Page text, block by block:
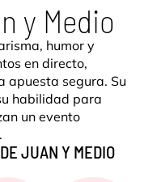
y Medio
humor y
en directo,
apuesta segura. Su
habilidad para
un evento
JUAN Y MEDIO